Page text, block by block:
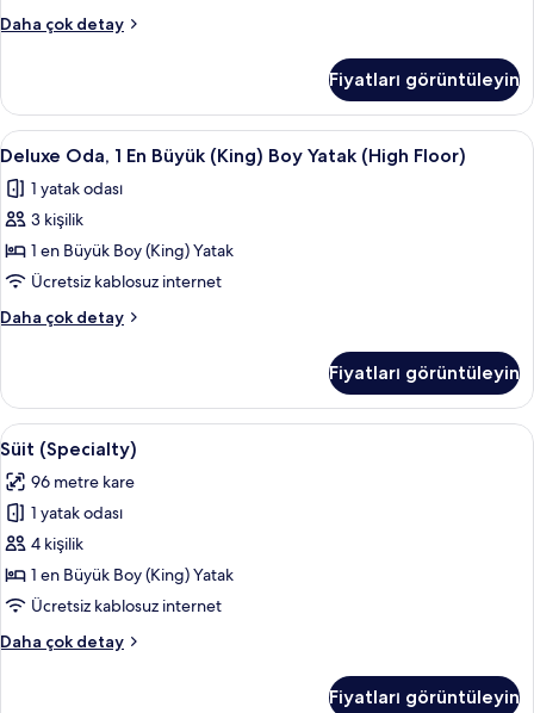
tüm
Daha çok detay
Oda,
Boy
Yatak,
Göl
hakkında
daha
detay
Fiyatları görüntüleyin
Deluxe
Oda,
En
Büyük
(King)
Boy
Yatak
Floor)
için
tüm
fotoğrafları
görün
Kaliteli yatak takımı, yastık yüzeyli
3
Deluxe Oda, 1 En Büyük (King) Boy Yatak (High Floor)
1 yatak odası
3 kişilik
1 en Büyük Boy (King) Yatak
Ücretsiz kablosuz internet
Daha çok detay
Deluxe
Büyük
(King)
Boy
(High
Floor)
daha
fazla
detay
Fiyatları görüntüleyin
Süit
(Specialty)
için
tüm
fotoğrafları
görün
Süit (Specialty) | Kaliteli yatak
15
Süit (Specialty)
96 metre kare
1 yatak odası
4 kişilik
1 en Büyük Boy (King) Yatak
Ücretsiz kablosuz internet
Daha çok detay
Süit
Fiyatları görüntüleyin